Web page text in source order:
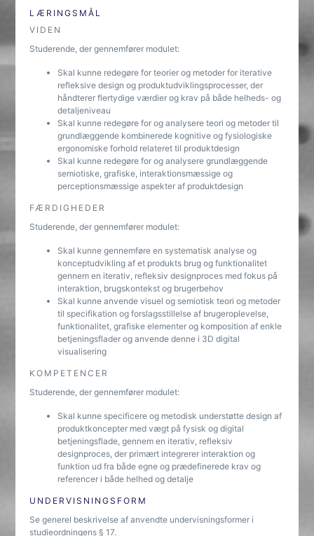
LÆRINGSMÅL
VIDEN
Studerende, der gennemfører modulet:
Skal kunne redegøre for teorier og metoder for iterative
refleksive design og produktudviklingsprocesser, der
håndterer flertydige værdier og krav på både helheds- og
detaljeniveau
Skal kunne redegøre for og analysere teori og metoder til
grundlæggende kombinerede kognitive og fysiologiske
ergonomiske forhold relateret til produktdesign
Skal kunne redegøre for og analysere grundlæggende
semiotiske, grafiske, interaktionsmæssige og
perceptionsmæssige aspekter af produktdesign
FÆRDIGHEDER
Studerende, der gennemfører modulet:
Skal kunne gennemføre en systematisk analyse og
konceptudvikling af et produkts brug og funktionalitet
gennem en iterativ, refleksiv designproces med fokus på
interaktion, brugskontekst og brugerbehov
Skal kunne anvende visuel og semiotisk teori og metoder
til specifikation og forslagsstillelse af brugeroplevelse,
funktionalitet, grafiske elementer og komposition af enkle
betjeningsflader og anvende denne i 3D digital
visualisering
KOMPETENCER
Studerende, der gennemfører modulet:
Skal kunne specificere og metodisk understøtte design af
produktkoncepter med vægt på fysisk og digital
betjeningsflade, gennem en iterativ, refleksiv
designproces, der primært integrerer interaktion og
funktion ud fra både egne og prædefinerede krav og
referencer i både helhed og detalje
UNDERVISNINGSFORM
Se generel beskrivelse af anvendte undervisningsformer i
studieordningens § 17.